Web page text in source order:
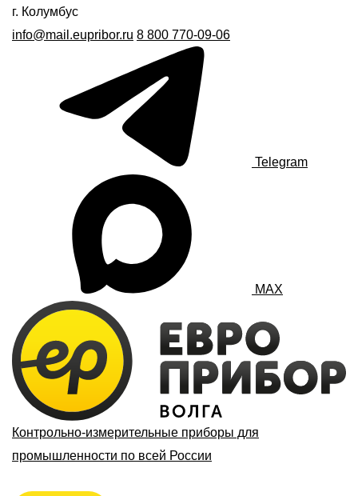
г. Колумбус
info@mail.eupribor.ru 8 800 770-09-06
Telegram
MAX
Контрольно-измерительные приборы для
промышленности по всей России